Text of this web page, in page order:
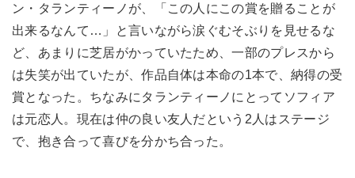
ン・タランティーノが、「この人にこの賞を贈ることが
出来るなんて…」と言いながら涙ぐむそぶりを見せるな
ど、あまりに芝居がかっていたため、一部のプレスから
は失笑が出ていたが、作品自体は本命の1本で、納得の受
賞となった。ちなみにタランティーノにとってソフィア
は元恋人。現在は仲の良い友人だという2人はステージ
で、抱き合って喜びを分かち合った。